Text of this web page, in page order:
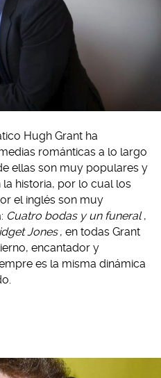
Hugh Grant ha
románticas a lo largo
ellas son muy populares y
historia, por lo cual los
el inglés son muy
Cuatro bodas y un funeral ,
Jones , en todas Grant
encantador y
es la misma dinámica